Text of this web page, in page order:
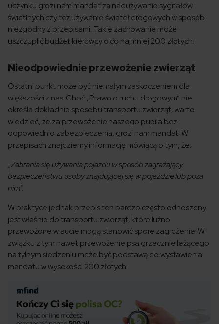
uczynku grozi nam mandat za nadużywanie sygnałów
świetlnych czy też używanie świateł drogowych w sposób
niezgodny z przepisami. Takie zachowanie może
uszczuplić budżet kierowcy o co najmniej 200 złotych.
Nieodpowiednie przewożenie zwierząt
Ostatni punkt może być niemałym zaskoczeniem dla
większości z nas. Choć „Prawo o ruchu drogowym” nie
określa dokładnie sposobu transportu zwierząt, warto
wiedzieć, że za przewożenie naszego pupila bez
odpowiednio zabezpieczenia, grozi nam mandat. W
przepisach znajdziemy informację mówiącą o tym, że:
„Zabrania się używania pojazdu w sposób zagrażający
bezpieczeństwu osoby znajdującej się w pojeździe lub poza
nim”.
W praktyce jednak przepis ten bardzo często odnoszony
jest właśnie do transportu zwierząt, które luźno
przewożone w aucie mogą stanowić spore zagrożenie. W
związku z tym nawet przewożenie psa grzecznie leżącego
na tylnym siedzeniu może być podstawą do wystawienia
mandatu w wysokości 200 złotych.